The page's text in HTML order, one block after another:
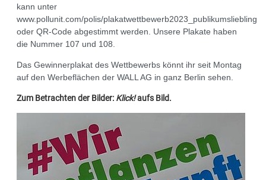
kann unter
www.pollunit.com/polis/plakatwettbewerb2023_publikumsliebling
oder QR-Code abgestimmt werden. Unsere Plakate haben
die Nummer 107 und 108.
Das Gewinnerplakat des Wettbewerbs könnt ihr seit Montag
auf den Werbeflächen der WALL AG in ganz Berlin sehen.
Zum Betrachten der Bilder: Klick!aufs Bild.